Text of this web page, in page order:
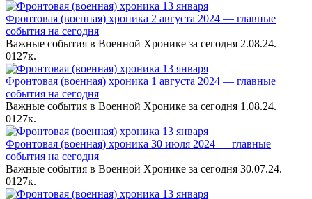
Фронтовая (военная) хроника 2 августа 2024 — главные
события на сегодня
Важные события в Военной Хронике за сегодня 2.08.24.
0127к.
Фронтовая (военная) хроника 1 августа 2024 — главные
события на сегодня
Важные события в Военной Хронике за сегодня 1.08.24.
0127к.
Фронтовая (военная) хроника 30 июля 2024 — главные
события на сегодня
Важные события в Военной Хронике за сегодня 30.07.24.
0127к.